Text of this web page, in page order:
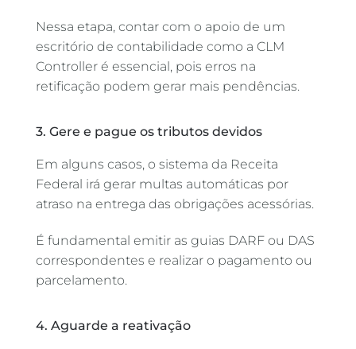
Nessa etapa, contar com o apoio de um
escritório de contabilidade como a CLM
Controller é essencial, pois erros na
retificação podem gerar mais pendências.
3. Gere e pague os tributos devidos
Em alguns casos, o sistema da Receita
Federal irá gerar multas automáticas por
atraso na entrega das obrigações acessórias.
É fundamental emitir as guias DARF ou DAS
correspondentes e realizar o pagamento ou
parcelamento.
4. Aguarde a reativação